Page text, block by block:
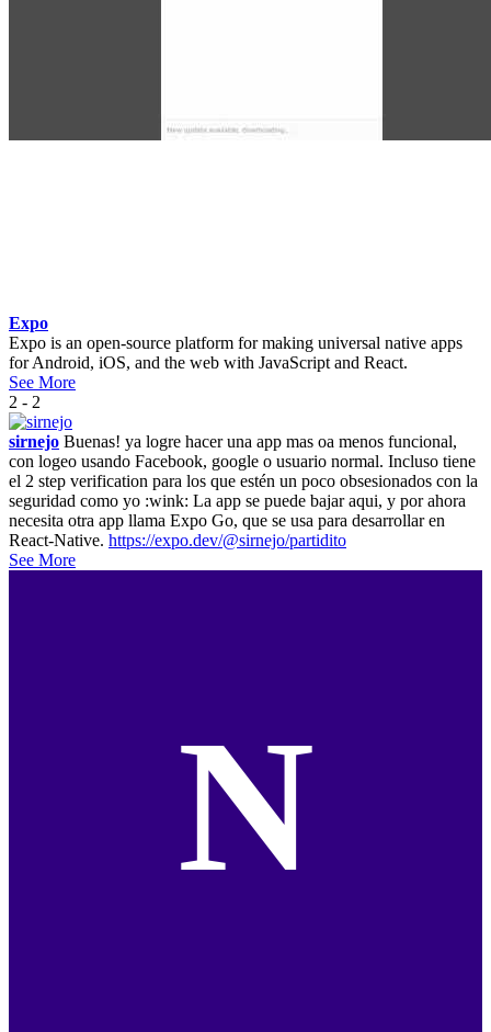
Expo
Expo is an open-source platform for making universal native apps
for Android, iOS, and the web with JavaScript and React.
See More
2 - 2
sirnejo Buenas! ya logre hacer una app mas oa menos funcional,
con logeo usando Facebook, google o usuario normal. Incluso tiene
el 2 step verification para los que estén un poco obsesionados con la
seguridad como yo :wink: La app se puede bajar aqui, y por ahora
necesita otra app llama Expo Go, que se usa para desarrollar en
React-Native. https://expo.dev/@sirnejo/partidito
See More
N